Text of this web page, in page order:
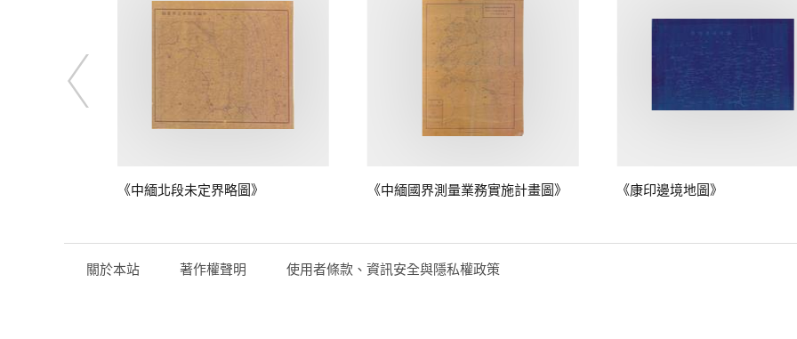
《中緬北段未定界略圖》 《中緬國界測量業務實施計畫圖》 《康印邊境地圖》
關於本站 著作權聲明 使用者條款、資訊安全與隱私權政策